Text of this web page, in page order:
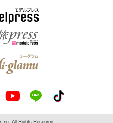
Inc. All Rights Reserved.